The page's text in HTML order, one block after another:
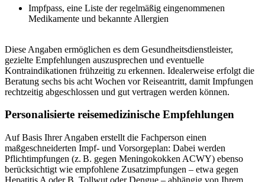
Impfpass, eine Liste der regelmäßig eingenommenen
Medikamente und bekannte Allergien
Diese Angaben ermöglichen es dem Gesundheitsdienstleister,
gezielte Empfehlungen auszusprechen und eventuelle
Kontraindikationen frühzeitig zu erkennen. Idealerweise erfolgt die
Beratung sechs bis acht Wochen vor Reiseantritt, damit Impfungen
rechtzeitig abgeschlossen und gut vertragen werden können.
Personalisierte reisemedizinische Empfehlungen
Auf Basis Ihrer Angaben erstellt die Fachperson einen
maßgeschneiderten Impf- und Vorsorgeplan: Dabei werden
Pflichtimpfungen (z. B. gegen Meningokokken ACWY) ebenso
berücksichtigt wie empfohlene Zusatzimpfungen – etwa gegen